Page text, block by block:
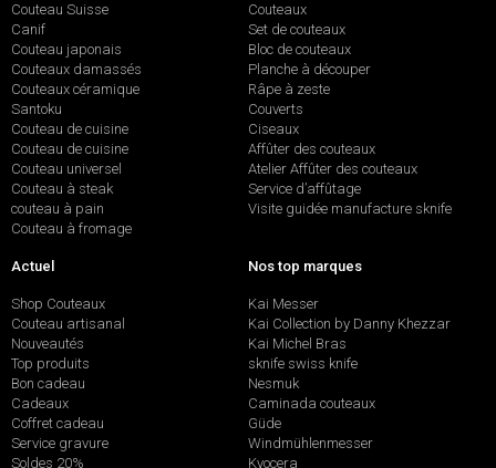
Couteau Suisse
Canif
Couteau japonais
Couteaux damassés
Couteaux céramique
Santoku
Couteau de cuisine
Couteau de cuisine
Couteau universel
Couteau à steak
couteau à pain
Couteau à fromage
Couteaux
Set de couteaux
Bloc de couteaux
Planche à découper
Râpe à zeste
Couverts
Ciseaux
Affûter des couteaux
Atelier Affûter des couteaux
Service d’affûtage
Visite guidée manufacture sknife
Actuel
Shop Couteaux
Couteau artisanal
Nouveautés
Top produits
Bon cadeau
Cadeaux
Coffret cadeau
Service gravure
Soldes 20%
Nos top marques
Kai Messer
Kai Collection by Danny Khezzar
Kai Michel Bras
sknife swiss knife
Nesmuk
Caminada couteaux
Güde
Windmühlenmesser
Kyocera